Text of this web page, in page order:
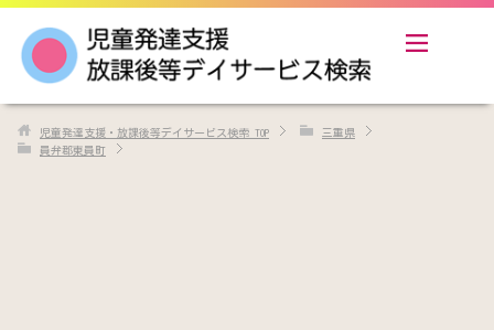
児童発達支援・放課後等デイサービス検索 TOP
三重県
員弁郡東員町